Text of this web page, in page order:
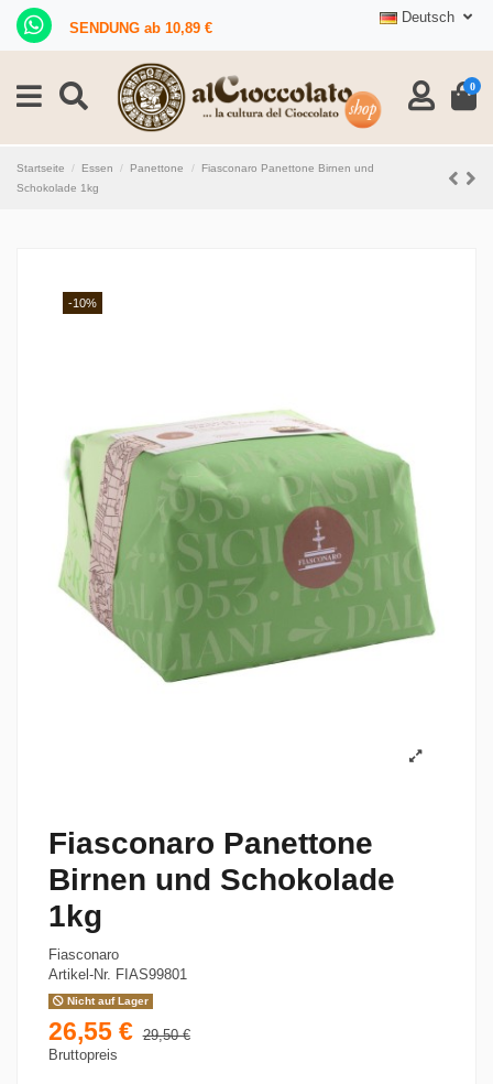
SENDUNG ab 10,89 €
Deutsch
0
Startseite Essen Panettone
Fiasconaro Panettone Birnen und
Schokolade 1kg
-10%
Fiasconaro Panettone
Birnen und Schokolade
1kg
Fiasconaro
Artikel-Nr. FIAS99801
Nicht auf Lager
26,55 € 29,50 €
Bruttopreis